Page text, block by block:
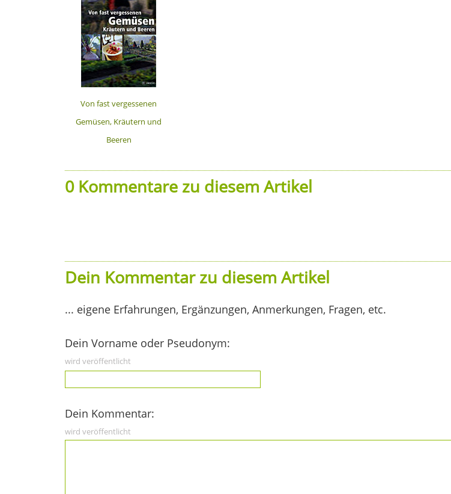
Von fast vergessenen
Gemüsen, Kräutern und
Beeren
0 Kommentare zu diesem Artikel
Dein Kommentar zu diesem Artikel
... eigene Erfahrungen, Ergänzungen, Anmerkungen, Fragen, etc.
Dein Vorname oder Pseudonym:
wird veröffentlicht
Dein Kommentar:
wird veröffentlicht